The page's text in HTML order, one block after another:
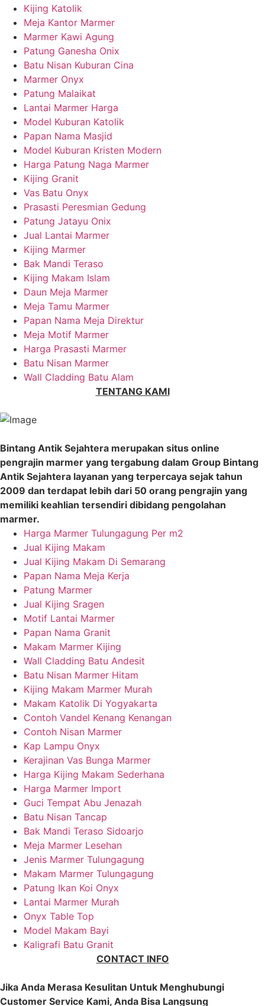
Kijing Katolik
Meja Kantor Marmer
Marmer Kawi Agung
Patung Ganesha Onix
Batu Nisan Kuburan Cina
Marmer Onyx
Patung Malaikat
Lantai Marmer Harga
Model Kuburan Katolik
Papan Nama Masjid
Model Kuburan Kristen Modern
Harga Patung Naga Marmer
Kijing Granit
Vas Batu Onyx
Prasasti Peresmian Gedung
Patung Jatayu Onix
Jual Lantai Marmer
Kijing Marmer
Bak Mandi Teraso
Kijing Makam Islam
Daun Meja Marmer
Meja Tamu Marmer
Papan Nama Meja Direktur
Meja Motif Marmer
Harga Prasasti Marmer
Batu Nisan Marmer
Wall Cladding Batu Alam
TENTANG KAMI
Bintang Antik Sejahtera merupakan situs online
pengrajin marmer yang tergabung dalam Group Bintang
Antik Sejahtera layanan yang terpercaya sejak tahun
2009 dan terdapat lebih dari 50 orang pengrajin yang
memiliki keahlian tersendiri dibidang pengolahan
marmer.
Harga Marmer Tulungagung Per m2
Jual Kijing Makam
Jual Kijing Makam Di Semarang
Papan Nama Meja Kerja
Patung Marmer
Jual Kijing Sragen
Motif Lantai Marmer
Papan Nama Granit
Makam Marmer Kijing
Wall Cladding Batu Andesit
Batu Nisan Marmer Hitam
Kijing Makam Marmer Murah
Makam Katolik Di Yogyakarta
Contoh Vandel Kenang Kenangan
Contoh Nisan Marmer
Kap Lampu Onyx
Kerajinan Vas Bunga Marmer
Harga Kijing Makam Sederhana
Harga Marmer Import
Guci Tempat Abu Jenazah
Batu Nisan Tancap
Bak Mandi Teraso Sidoarjo
Meja Marmer Lesehan
Jenis Marmer Tulungagung
Makam Marmer Tulungagung
Patung Ikan Koi Onyx
Lantai Marmer Murah
Onyx Table Top
Model Makam Bayi
Kaligrafi Batu Granit
CONTACT INFO
Jika Anda Merasa Kesulitan Untuk Menghubungi
Customer Service Kami, Anda Bisa Langsung